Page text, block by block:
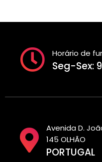
Horário de
Seg-Sex:
Avenida D.
145 OLHÃO
PORTUGAL